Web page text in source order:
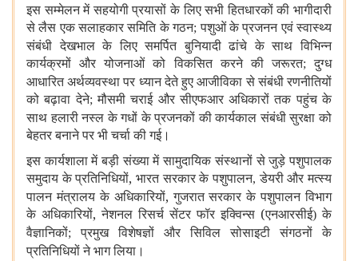
इस सम्मेलन में सहयोगी प्रयासों के लिए सभी हितधारकों की भागीदारी
से लैस एक सलाहकार समिति के गठन;पशुओं के प्रजनन एवं स्वास्थ्य
संबंधी देखभाल के लिए समर्पित बुनियादी ढांचे के साथ विभिन्न
कार्यक्रमों और योजनाओं को विकसित करने की जरूरत;दुग्ध
आधारित अर्थव्यवस्था पर ध्यान देते हुए आजीविका से संबंधी रणनीतियों
को बढ़ावा देने;मौसमी चराई और सीएफआर अधिकारों तक पहुंच के
साथ हलारी नस्ल के गधों के प्रजनकों की कार्यकाल संबंधी सुरक्षा को
बेहतर बनाने पर भी चर्चा की गई।
इस कार्यशाला में बड़ी संख्या में सामुदायिक संस्थानों से जुड़े पशुपालक
समुदाय के प्रतिनिधियों, भारत सरकार के पशुपालन,डेयरी और मत्स्य
पालन मंत्रालय के अधिकारियों, गुजरात सरकार के पशुपालन विभाग
के अधिकारियों, नेशनल रिसर्च सेंटर फॉर इक्विन्स (एनआरसीई)के
वैज्ञानिकों;प्रमुख विशेषज्ञों और सिविल सोसाइटी संगठनों के
प्रतिनिधियों ने भाग लिया।